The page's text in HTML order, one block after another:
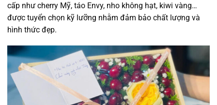
cấp như cherry Mỹ, táo Envy, nho không hạt, kiwi vàng…
được tuyển chọn kỹ lưỡng nhằm đảm bảo chất lượng và
hình thức đẹp.